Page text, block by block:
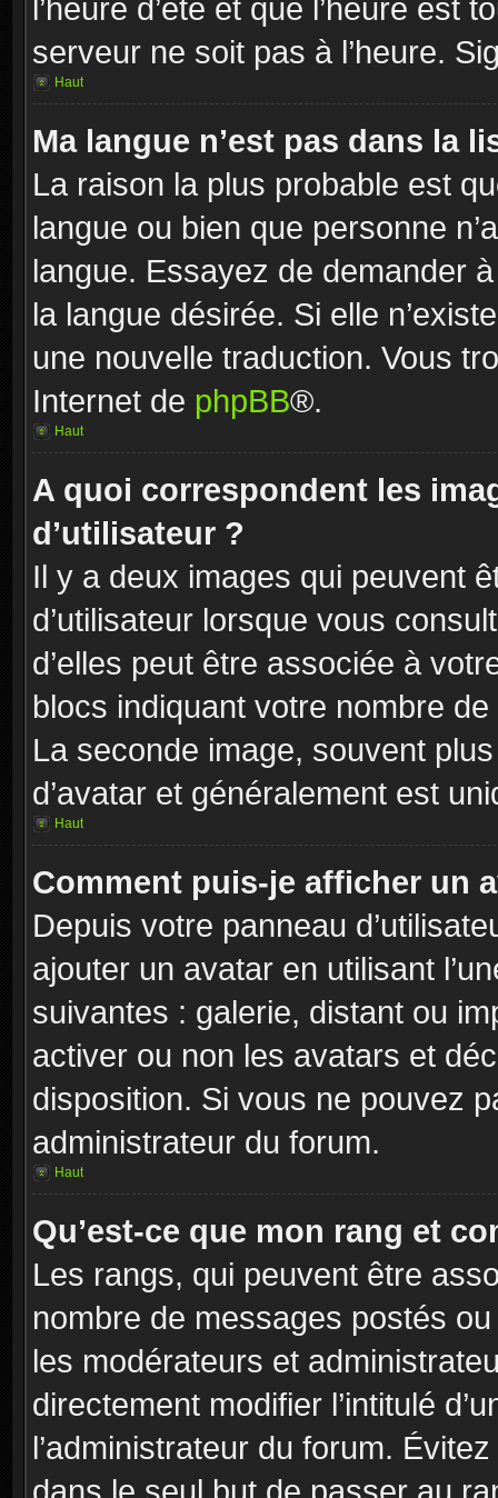
l’heure d’été et que l’heure est
serveur ne soit pas à l’heure.
Haut
Ma langue n’est pas dans la
La raison la plus probable est
langue ou bien que personne
langue. Essayez de demander
la langue désirée. Si elle
une nouvelle traduction. Vous
Internet de phpBB®.
Haut
A quoi correspondent les
d’utilisateur ?
Il y a deux images qui peuvent
d’utilisateur lorsque vous
d’elles peut être associée à
blocs indiquant votre nombre
La seconde image, souvent
d’avatar et généralement est
Haut
Comment puis-je afficher un
Depuis votre panneau
ajouter un avatar en utilisant
suivantes : galerie, distant ou
activer ou non les avatars et
disposition. Si vous ne pouvez
administrateur du forum.
Haut
Qu’est-ce que mon rang et
Les rangs, qui peuvent être
nombre de messages postés
les modérateurs et
directement modifier l’intitulé
l’administrateur du forum.